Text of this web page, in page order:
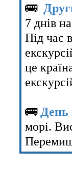
🚌
7 днів
Під час
це
🚌 День
морі.